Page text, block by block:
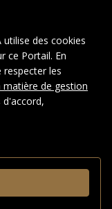
des cookies
ce Portail. En
respecter les
matière de gestion
d'accord,